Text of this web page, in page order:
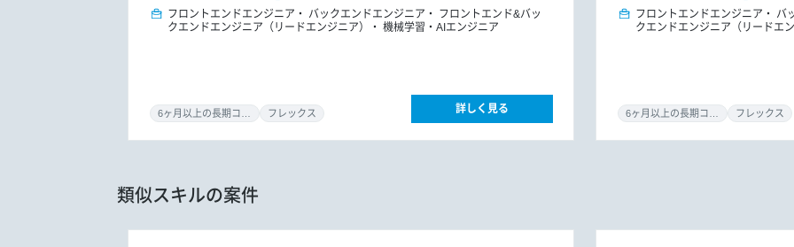
フロントエンドエンジニア
バックエンドエンジニア
フロントエンド&バッ
クエンドエンジニア（リードエンジニア）
機械学習・AIエンジニア
フレックス 詳しく見る
フロントエンドエンジニア
バ
クエンドエンジニア（リードエ
フレックス
類似スキルの案件